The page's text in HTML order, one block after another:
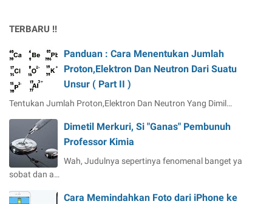
TERBARU !!
Panduan : Cara Menentukan Jumlah
Proton,Elektron Dan Neutron Dari Suatu
Unsur ( Part II )
Tentukan Jumlah Proton,Elektron Dan Neutron Yang Dimil…
Dimetil Merkuri, Si "Ganas" Pembunuh
Professor Kimia
Wah, Judulnya sepertinya fenomenal banget ya
sobat dan a…
Cara Memindahkan Foto dari iPhone ke